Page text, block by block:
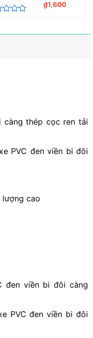
₫1,600
thép cọc ren tải
PVC đen viền bi đôi
lượng cao
đen viền bi đôi càng
PVC đen viền bi đôi